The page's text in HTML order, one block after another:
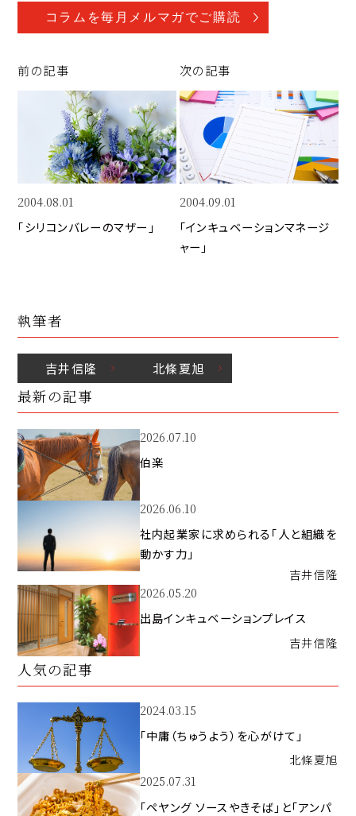
p
Li
n
k
c
o
o
k
k
I
n
コラムを毎月メルマガでご購読
前の記事
2004.08.01
「シリコンバレーのマザー」
次の記事
2004.09.01
「インキュベーションマネージ
ャー」
執筆者
吉井信隆 北條夏旭
最新の記事
2026.07.10
伯楽
2026.06.10
社内起業家に求められる「人と組織を
動かす力」
吉井信隆
2026.05.20
出島インキュベーションプレイス
吉井信隆
人気の記事
2024.03.15
「中庸（ちゅうよう）を心がけて」
北條夏旭
2025.07.31
「ペヤング ソースやきそば」と「アンパ